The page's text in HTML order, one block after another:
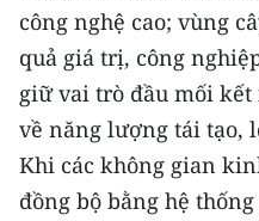
Infographic
TIN MỚI
TIN ĐỊA PHƯƠNG
Trung du và miền núi
công nghệ cao; vùng
quả giá trị, công
giữ vai trò đầu mối
về năng lượng tái tạo,
Khi các không gian
đồng bộ bằng hệ